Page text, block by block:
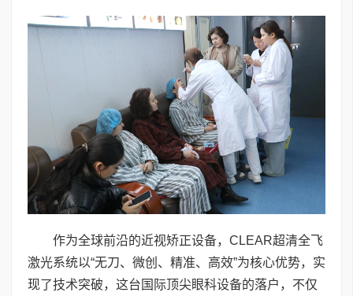
作为全球前沿的近视矫正设备，CLEAR超清全飞
激光系统以“无刀、微创、精准、高效”为核心优势，实
现了技术突破，这台国际顶尖眼科设备的落户，不仅